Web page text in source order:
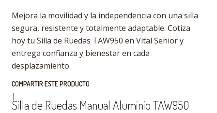
Mejora la movilidad y la independencia con una silla
segura, resistente y totalmente adaptable. Cotiza
hoy tu Silla de Ruedas TAW950 en Vital Senior y
entrega confianza y bienestar en cada
desplazamiento.
COMPARTIR ESTE PRODUCTO
|
Silla de Ruedas Manual Aluminio TAW950